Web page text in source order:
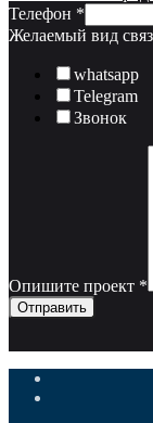
Телефон *
Желаемый вид
whatsapp
Telegram
Звонок
Опишите проект *
Отправить